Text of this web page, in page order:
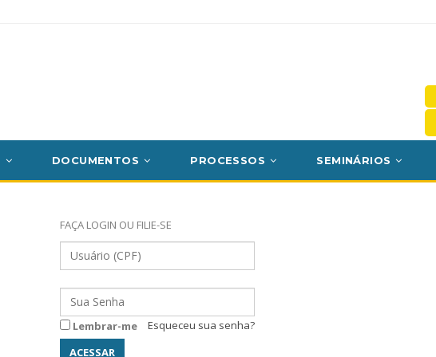
DOCUMENTOS PROCESSOS SEMINÁRIOS
FAÇA LOGIN OU FILIE-SE
Esqueceu sua senha?
Lembrar-me